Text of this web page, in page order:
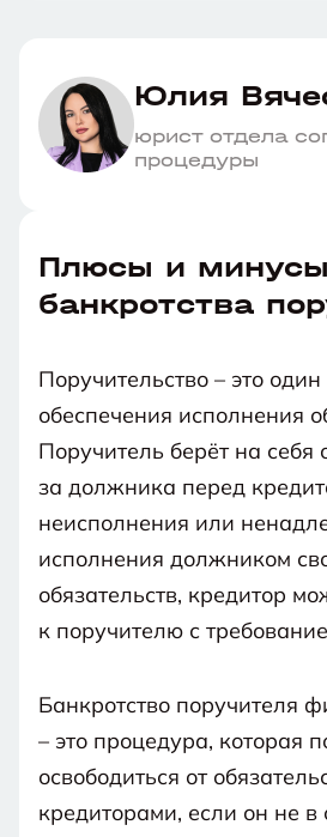
Юлия
юрист отдела
процедуры
Плюсы и минусы
банкротства
Поручительство – это
обеспечения исполнения
Поручитель берёт на себя
за должника перед
неисполнения или
исполнения должником
обязательств, кредитор
к поручителю с
Банкротство поручителя
– это процедура, которая
освободиться от
кредиторами, если он не в